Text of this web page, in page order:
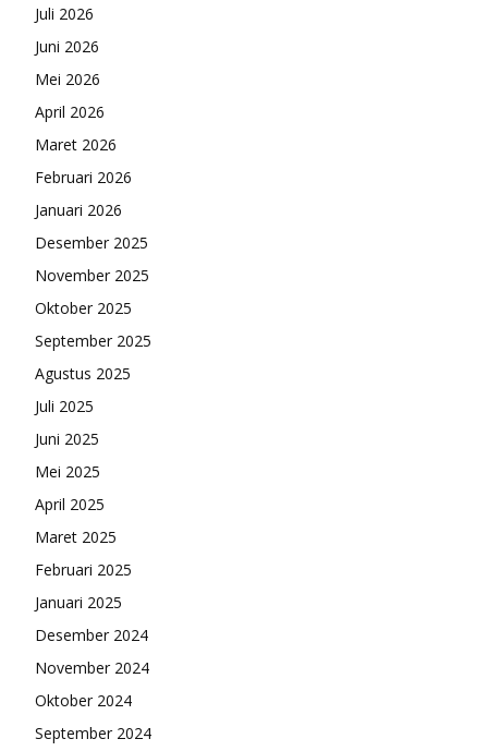
Juli 2026
Juni 2026
Mei 2026
April 2026
Maret 2026
Februari 2026
Januari 2026
Desember 2025
November 2025
Oktober 2025
September 2025
Agustus 2025
Juli 2025
Juni 2025
Mei 2025
April 2025
Maret 2025
Februari 2025
Januari 2025
Desember 2024
November 2024
Oktober 2024
September 2024